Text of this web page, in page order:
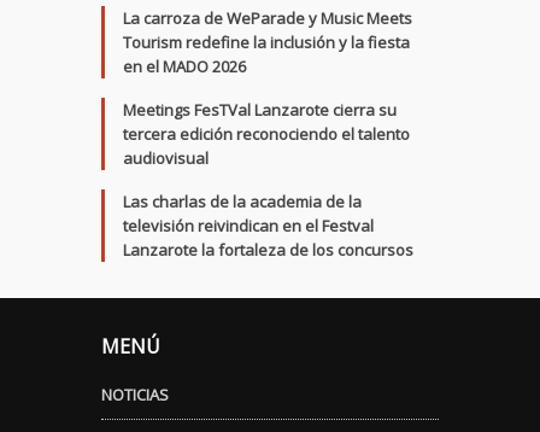
La carroza de WeParade y Music Meets
Tourism redefine la inclusión y la fiesta
en el MADO 2026
Meetings FesTVal Lanzarote cierra su
tercera edición reconociendo el talento
audiovisual
Las charlas de la academia de la
televisión reivindican en el Festval
Lanzarote la fortaleza de los concursos
MENÚ
NOTICIAS